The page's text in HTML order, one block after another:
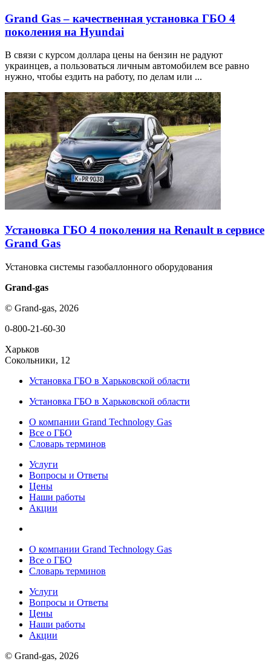
Grand Gas – качественная установка ГБО 4
поколения на Hyundai
В связи с курсом доллара цены на бензин не радуют
украинцев, а пользоваться личным автомобилем все равно
нужно, чтобы ездить на работу, по делам или ...
Установка ГБО 4 поколения на Renault в сервисе
Grand Gas
Установка системы газобаллонного оборудования
Grand-gas
© Grand-gas, 2026
0-800-21-60-30
Харьков
Сокольники, 12
Установка ГБО в Харьковской области
Установка ГБО в Харьковской области
О компании Grand Technology Gas
Все о ГБО
Словарь терминов
Услуги
Вопросы и Ответы
Цены
Наши работы
Акции
О компании Grand Technology Gas
Все о ГБО
Словарь терминов
Услуги
Вопросы и Ответы
Цены
Наши работы
Акции
© Grand-gas, 2026